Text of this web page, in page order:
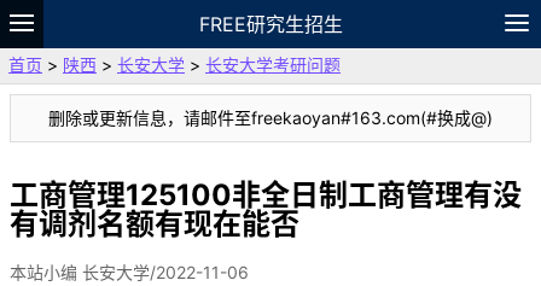
FREE研究生招生
题库
故事 专题 APP 笔记
VIP
资料
首页 > 陕西 > 长安大学 > 长安大学考研问题
删除或更新信息，请邮件至freekaoyan#163.com(#换成@)
工商管理125100非全日制工商管理有没
有调剂名额有现在能否
本站小编 长安大学/2022-11-06